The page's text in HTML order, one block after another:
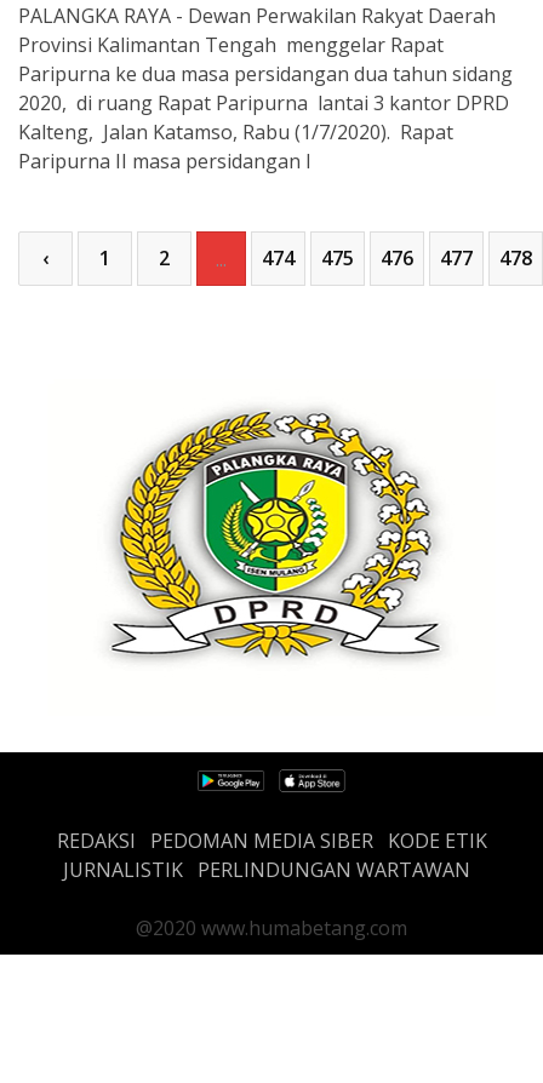
PALANGKA RAYA - Dewan Perwakilan Rakyat Daerah
Provinsi Kalimantan Tengah menggelar Rapat
Paripurna ke dua masa persidangan dua tahun sidang
2020, di ruang Rapat Paripurna lantai 3 kantor DPRD
Kalteng, Jalan Katamso, Rabu (1/7/2020). Rapat
Paripurna II masa persidangan I
‹ 1 2 ... 474 475 476 477 478
REDAKSI PEDOMAN MEDIA SIBER
KODE ETIK
JURNALISTIK PERLINDUNGAN WARTAWAN
@2020 www.humabetang.com